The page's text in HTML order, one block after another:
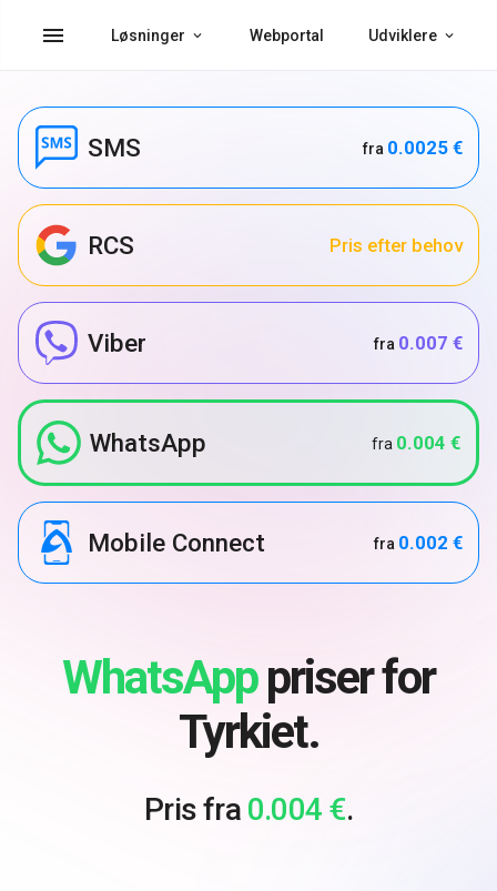
menu Løsninger Webportal Udviklere
SMS fra 0.0025 €
RCS Pris efter behov
Viber fra 0.007 €
WhatsApp fra 0.004 €
Mobile Connect fra 0.002 €
WhatsApppriser for
Tyrkiet.
Pris fra 0.004 €.